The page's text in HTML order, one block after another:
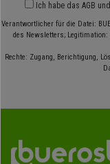
Ich habe das AGB
Verantwortlicher für die Datei:
des Newsletters;
Rechte: Zugang, Berichtigung,